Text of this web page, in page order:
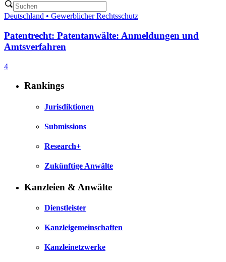
Deutschland • Gewerblicher Rechtsschutz
Patentrecht: Patentanwälte: Anmeldungen und
Amtsverfahren
4
Rankings
Jurisdiktionen
Submissions
Research+
Zukünftige Anwälte
Kanzleien & Anwälte
Dienstleister
Kanzleigemeinschaften
Kanzleinetzwerke